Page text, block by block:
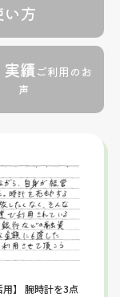
方
績 ご利用のお
声
用】 腕時計を3点